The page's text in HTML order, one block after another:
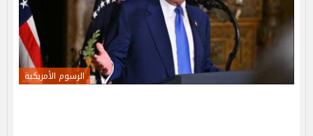
الرسوم الأمريكية